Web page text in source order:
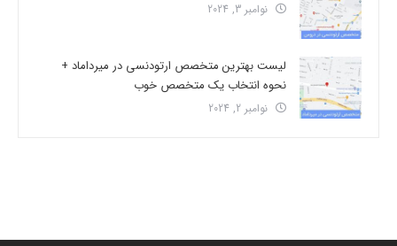
نوامبر 3, 2024
لیست بهترین متخصص ارتودنسی در میرداماد +
نحوه انتخاب یک متخصص خوب
نوامبر 2, 2024